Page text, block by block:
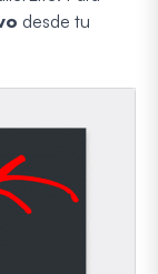
desde tu